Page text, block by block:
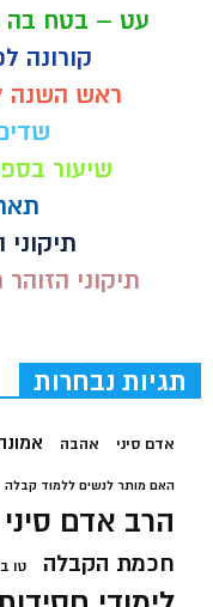
עט – בטח בה
קורונה
ראש השנה
שיעור
תיקוני הזוהר
תגיות נבחרות
אדם סיני אהבה
האם מותר לנשים ללמוד קבלה
הרב אדם סיני
חכמת הקבלה טו